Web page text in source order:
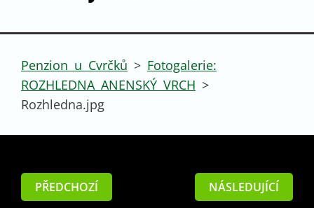
Penzion u Cvrčků > Fotogalerie:
ROZHLEDNA ANENSKÝ VRCH >
Rozhledna.jpg
PŘEDCHOZÍ NÁSLEDUJÍCÍ